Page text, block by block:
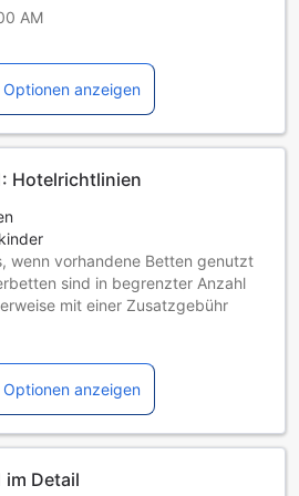
AM
Optionen anzeigen
Hotelrichtlinien
wenn vorhandene Betten genutzt
sind in begrenzter Anzahl
mit einer Zusatzgebühr
das Kind ein vorhandenes Bett
als Erwachsene
hängt von der
Optionen anzeigen
im Detail